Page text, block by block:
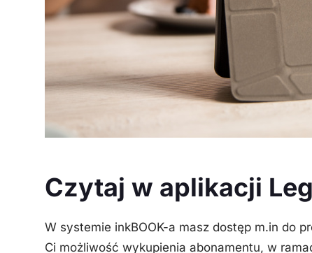
Czytaj w aplikacji
W systemie inkBOOK-a masz dostęp m.in do
Ci możliwość wykupienia abonamentu, w